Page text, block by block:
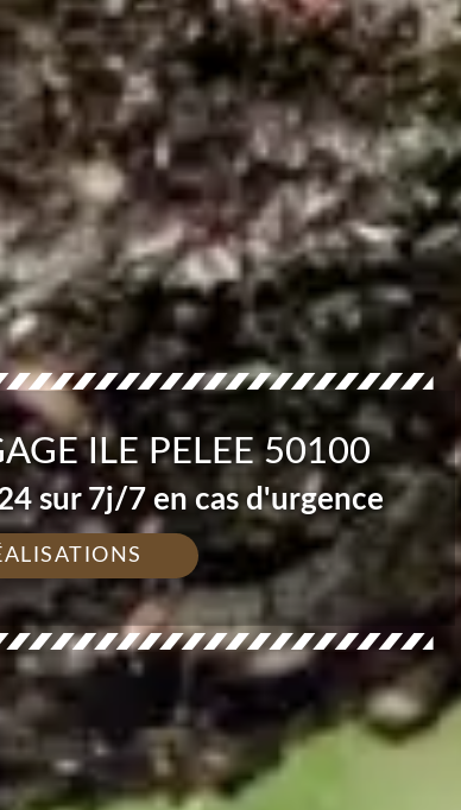
ILE PELEE 50100
sur 7j/7 en cas d'urgence